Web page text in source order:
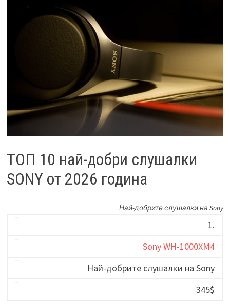
ТОП 10 най-добри слушалки
SONY от 2026 година
Най-добрите слушалки на Sony
1.
Sony WH-1000XM4
Най-добрите слушалки на Sony
345$